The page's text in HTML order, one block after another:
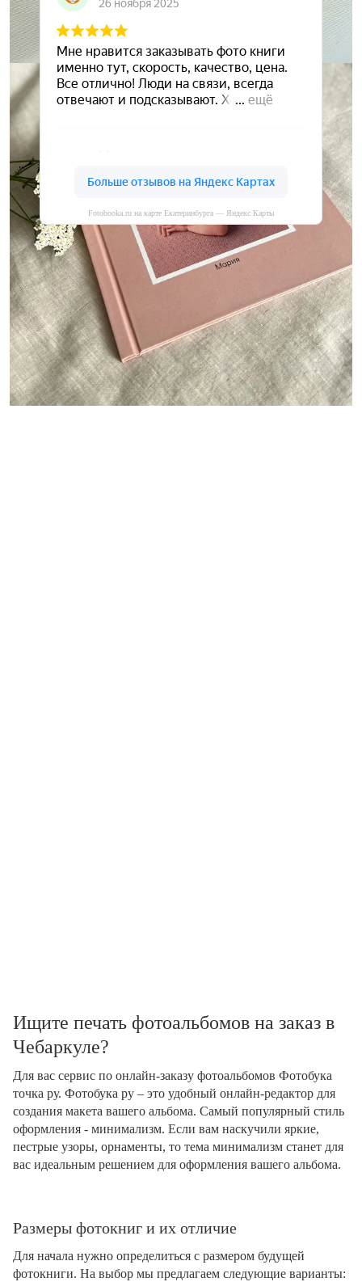
Fotobooka.ru на карте Екатеринбурга — Яндекс Карты
Сохраните ваши воспоминания
А мы вам в этом поможем
Ищите печать фотоальбомов на заказ в
Чебаркуле?
Для вас сервис по онлайн-заказу фотоальбомов Фотобука
точка ру. Фотобука ру – это удобный онлайн-редактор для
создания макета вашего альбома. Самый популярный стиль
оформления - минимализм. Если вам наскучили яркие,
пестрые узоры, орнаменты, то тема минимализм станет для
вас идеальным решением для оформления вашего альбома.
Размеры фотокниг и их отличие
Для начала нужно определиться с размером будущей
фотокниги. На выбор мы предлагаем следующие варианты: